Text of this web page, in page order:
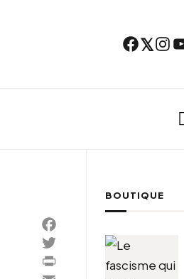
Facebook Twitter Instagram YouTube
Facebook
Twitter
PrintFriendly
BOUTIQUE